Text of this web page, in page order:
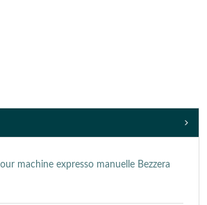
machine expresso manuelle Bezzera